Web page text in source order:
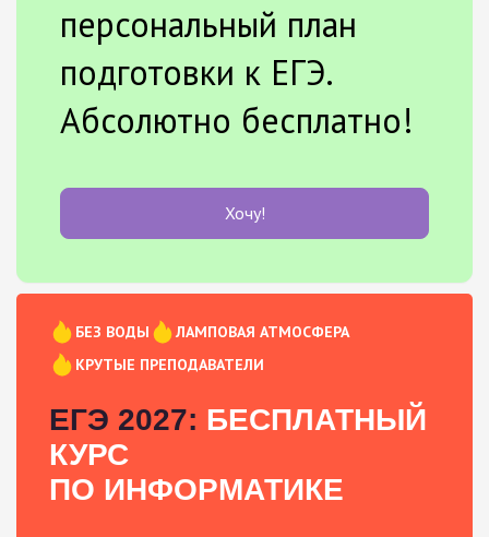
персональный план
подготовки к ЕГЭ.
Абсолютно бесплатно!
Хочу!
БЕЗ ВОДЫ
ЛАМПОВАЯ АТМОСФЕРА
КРУТЫЕ ПРЕПОДАВАТЕЛИ
ЕГЭ 2027: БЕСПЛАТНЫЙ
КУРС
ПО ИНФОРМАТИКЕ